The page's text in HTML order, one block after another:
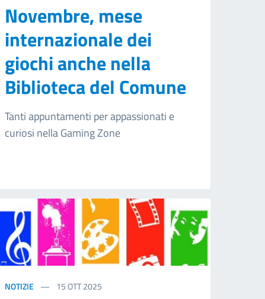
Novembre, mese
internazionale dei
giochi anche nella
Biblioteca del Comune
Tanti appuntamenti per appassionati e
curiosi nella Gaming Zone
NOTIZIE 15 OTT 2025